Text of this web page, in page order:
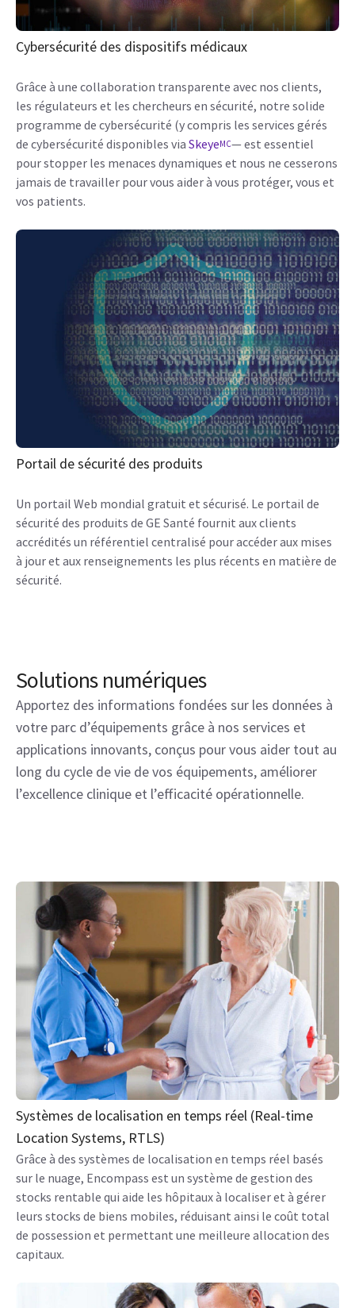
Cybersécurité des dispositifs médicaux
Grâce à une collaboration transparente avec nos clients,
les régulateurs et les chercheurs en sécurité, notre solide
programme de cybersécurité (y compris les services gérés
de cybersécurité disponibles via SkeyeMC— est essentiel
pour stopper les menaces dynamiques et nous ne cesserons
jamais de travailler pour vous aider à vous protéger, vous et
vos patients.
Portail de sécurité des produits
Un portail Web mondial gratuit et sécurisé. Le portail de
sécurité des produits de GE Santé fournit aux clients
accrédités un référentiel centralisé pour accéder aux mises
à jour et aux renseignements les plus récents en matière de
sécurité.
Solutions numériques
Apportez des informations fondées sur les données à
votre parc d’équipements grâce à nos services et
applications innovants, conçus pour vous aider tout au
long du cycle de vie de vos équipements, améliorer
l’excellence clinique et l’efficacité opérationnelle.
Systèmes de localisation en temps réel (Real-time
Location Systems, RTLS)
Grâce à des systèmes de localisation en temps réel basés
sur le nuage, Encompass est un système de gestion des
stocks rentable qui aide les hôpitaux à localiser et à gérer
leurs stocks de biens mobiles, réduisant ainsi le coût total
de possession et permettant une meilleure allocation des
capitaux.